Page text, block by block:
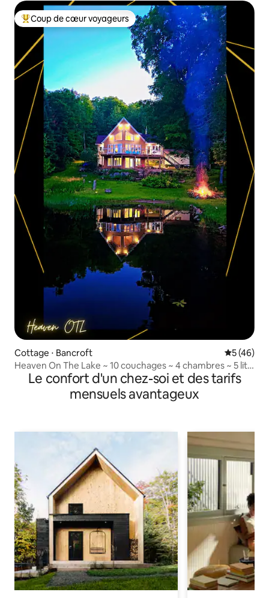
Coups de cœur voyageurs les plus appréciés
Coup de cœur voyageurs
Cottage ⋅ Bancroft
5 (46)
Heaven On The Lake ~ 10 couchages ~ 4 chambres ~ 5 lits
~ Jacuzzi
Le confort d'un chez-soi et des tarifs
mensuels avantageux